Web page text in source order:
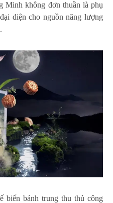
Minh không đơn thuần là phụ
diện cho nguồn năng lượng
biến bánh trung thu thủ công